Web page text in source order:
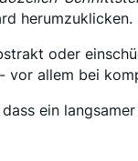
herumzuklicken.
oder
vor allem bei
ein